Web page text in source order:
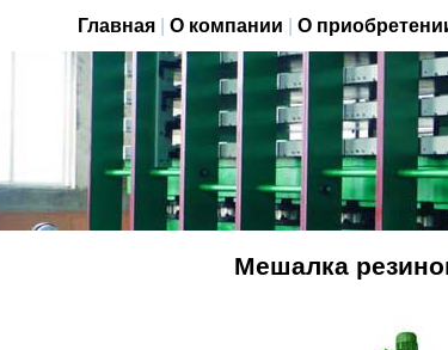
Главная| О компании О
Мешалка